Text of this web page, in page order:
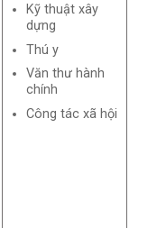
Kỹ thuật xây
dựng
Thú y
Văn thư hành
chính
Công tác xã hội